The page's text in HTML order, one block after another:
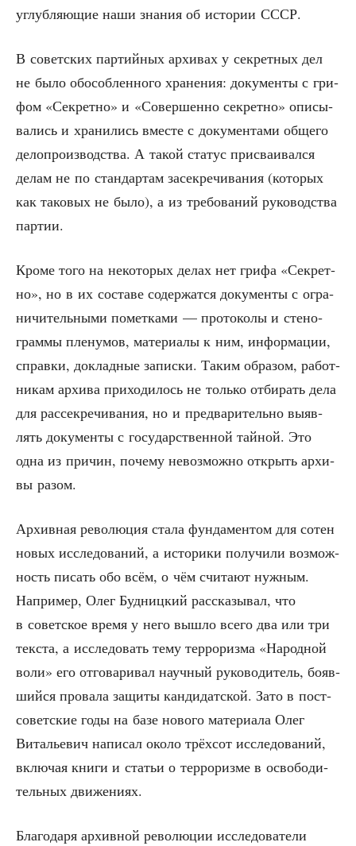
углуб­ля­ю­щие наши зна­ния об исто­рии СССР.
В совет­ских пар­тий­ных архи­вах у сек­рет­ных дел
не было обособ­лен­но­го хра­не­ния: доку­мен­ты с гри­
фом «Сек­рет­но» и «Совер­шен­но сек­рет­но» опи­сы­
ва­лись и хра­ни­лись вме­сте с доку­мен­та­ми обще­го
дело­про­из­вод­ства. А такой ста­тус при­сва­и­вал­ся
делам не по стан­дар­там засек­ре­чи­ва­ния (кото­рых
как тако­вых не было), а из тре­бо­ва­ний руко­вод­ства
партии.
Кро­ме того на неко­то­рых делах нет гри­фа «Сек­рет­
но», но в их соста­ве содер­жат­ся доку­мен­ты с огра­
ни­чи­тель­ны­ми помет­ка­ми — про­то­ко­лы и сте­но­
грам­мы пле­ну­мов, мате­ри­а­лы к ним, инфор­ма­ции,
справ­ки, доклад­ные запис­ки. Таким обра­зом, работ­
ни­кам архи­ва при­хо­ди­лось не толь­ко отби­рать дела
для рас­сек­ре­чи­ва­ния, но и пред­ва­ри­тель­но выяв­
лять доку­мен­ты с госу­дар­ствен­ной тай­ной. Это
одна из при­чин, поче­му невоз­мож­но открыть архи­
вы разом.
Архив­ная рево­лю­ция ста­ла фун­да­мен­том для сотен
новых иссле­до­ва­ний, а исто­ри­ки полу­чи­ли воз­мож­
ность писать обо всём, о чём счи­та­ют нуж­ным.
Напри­мер, Олег Буд­ниц­кий рас­ска­зы­вал, что
в совет­ское вре­мя у него вышло все­го два или три
тек­ста, а иссле­до­вать тему тер­ро­риз­ма «Народ­ной
воли» его отго­ва­ри­вал науч­ный руко­во­ди­тель, бояв­
ший­ся про­ва­ла защи­ты кан­ди­дат­ской. Зато в пост­
со­вет­ские годы на базе ново­го мате­ри­а­ла Олег
Вита­лье­вич напи­сал око­ло трёх­сот иссле­до­ва­ний,
вклю­чая кни­ги и ста­тьи о тер­ро­риз­ме в осво­бо­ди­
тель­ных движениях.
Бла­го­да­ря архив­ной рево­лю­ции иссле­до­ва­те­ли